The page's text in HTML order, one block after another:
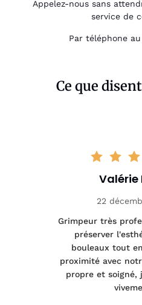
Appelez-nous sans
service de
Par téléphone au
Ce que
Valérie
22
Grimpeur très
préserver
bouleaux tout
proximité avec
propre et soigné,